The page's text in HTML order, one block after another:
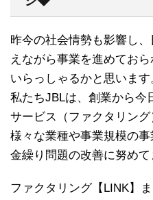
昨今の社会情勢も影響し
えながら事業を進めてお
いらっしゃるかと思います
私たちJBLは、創業から今
サービス（ファクタリング
様々な業種や事業規模の
金繰り問題の改善に努めて
ファクタリング【LINK】